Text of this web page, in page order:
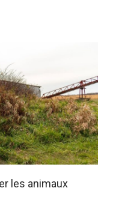
les animaux